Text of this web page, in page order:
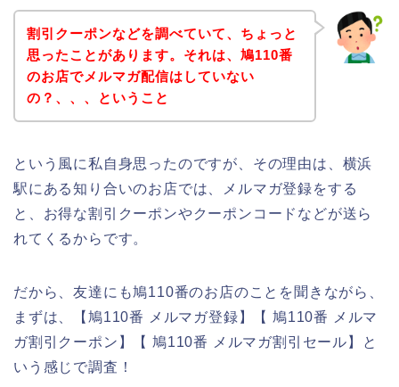
割引クーポンなどを調べていて、ちょっと
思ったことがあります。それは、鳩110番
のお店でメルマガ配信はしていない
の？、、、ということ
という風に私自身思ったのですが、その理由は、横浜
駅にある知り合いのお店では、メルマガ登録をする
と、お得な割引クーポンやクーポンコードなどが送ら
れてくるからです。
だから、友達にも鳩110番のお店のことを聞きながら、
まずは、【鳩110番 メルマガ登録】【 鳩110番 メルマ
ガ割引クーポン】【 鳩110番 メルマガ割引セール】と
いう感じで調査！